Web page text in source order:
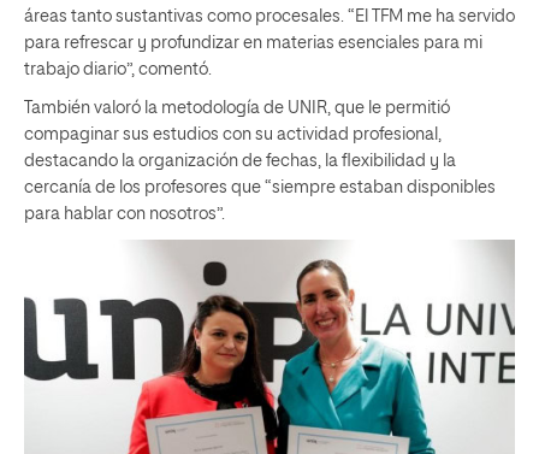
áreas tanto sustantivas como procesales. “El TFM me ha servido
para refrescar y profundizar en materias esenciales para mi
trabajo diario”, comentó.
También valoró la metodología de UNIR, que le permitió
compaginar sus estudios con su actividad profesional,
destacando la organización de fechas, la flexibilidad y la
cercanía de los profesores que “siempre estaban disponibles
para hablar con nosotros”.